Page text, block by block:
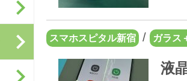
スマホスピタル新宿 / ガラス
液